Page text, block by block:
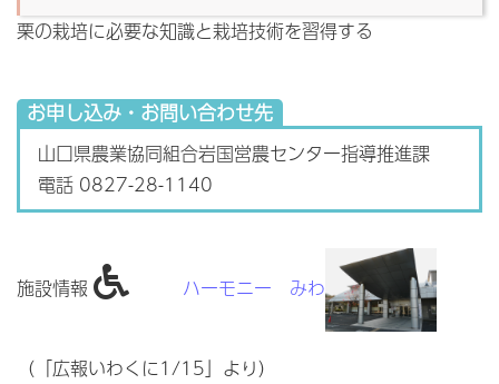
栗の栽培に必要な知識と栽培技術を習得する
お申し込み・お問い合わせ先
山口県農業協同組合岩国営農センター指導推進課
電話 0827-28-1140
施設情報 ハーモニー みわ
（「広報いわくに1/15」より）